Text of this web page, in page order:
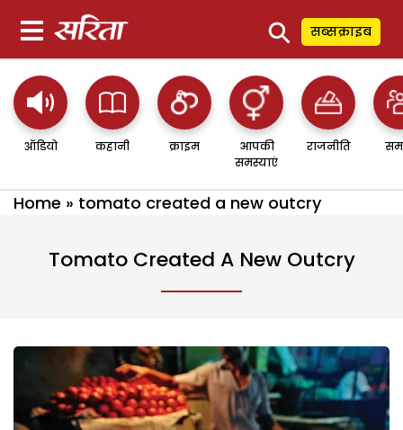
⚲ सब्सक्राइब
ऑडियो कहानी क्राइम
आपकी
समस्याएं
राजनीति
Home » tomato created a new outcry
Tomato Created A New Outcry